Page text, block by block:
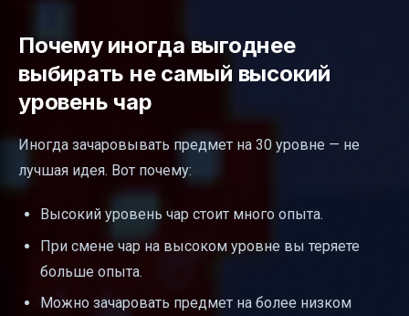
Почему иногда выгоднее
выбирать не самый высокий
уровень чар
Иногда зачаровывать предмет на 30 уровне — не
лучшая идея. Вот почему:
Высокий уровень чар стоит много опыта.
При смене чар на высоком уровне вы теряете
больше опыта.
Можно зачаровать предмет на более низком